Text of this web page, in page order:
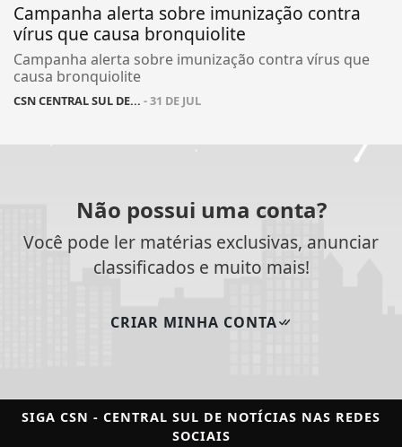
Campanha alerta sobre imunização contra
vírus que causa bronquiolite
Campanha alerta sobre imunização contra vírus que
causa bronquiolite
CSN CENTRAL SUL DE... - 31 DE JUL
Não possui uma conta?
Você pode ler matérias exclusivas, anunciar
classificados e muito mais!
CRIAR MINHA CONTA
SIGA CSN - CENTRAL SUL DE NOTÍCIAS NAS REDES
SOCIAIS